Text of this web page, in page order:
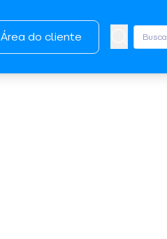
Área do cliente